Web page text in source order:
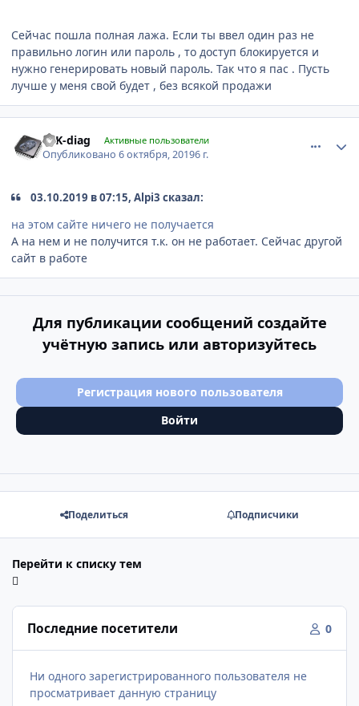
Сейчас пошла полная лажа. Если ты ввел один раз не
правильно логин или пароль , то доступ блокируется и
нужно генерировать новый пароль. Так что я пас . Пусть
лучше у меня свой будет , без всякой продажи
TTK-diag Активные пользователи
Опубликовано6 октября, 20196 г.
03.10.2019 в 07:15, Alpi3 сказал:
на этом сайте ничего не получается
А на нем и не получится т.к. он не работает. Сейчас другой
сайт в работе
Для публикации сообщений создайте
учётную запись или авторизуйтесь
Регистрация нового пользователя
Войти
Поделиться Подписчики
Перейти к списку тем
Последние посетители 0
Ни одного зарегистрированного пользователя не
просматривает данную страницу